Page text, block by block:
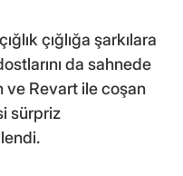
çığlığa şarkılara
da sahnede
ve Revart ile coşan
sürpriz